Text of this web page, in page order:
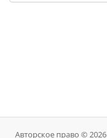
Авторское право ©